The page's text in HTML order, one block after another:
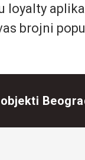
loyalty
brojni